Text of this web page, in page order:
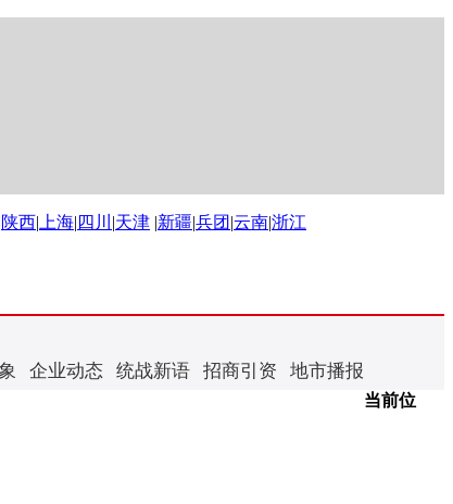
陕西| 上海| 四川 |天津 |新疆|兵团 |云南|浙江
企业动态 统战新语 招商引资 地市播报
当前位